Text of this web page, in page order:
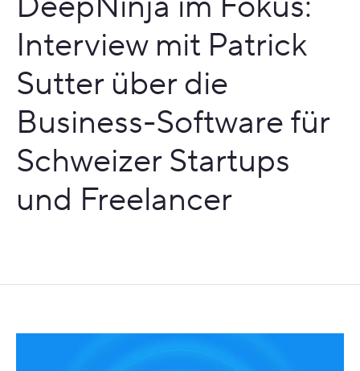
Interview mit Patrick
Sutter über die
Business-Software für
Schweizer Startups
und Freelancer